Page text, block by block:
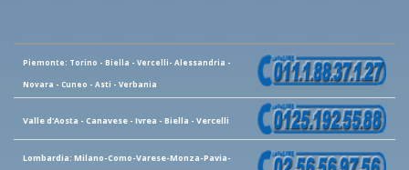
Piemonte: Torino - Biella - Vercelli- Alessandria -
Novara - Cuneo - Asti - Verbania
Valle d'Aosta - Canavese - Ivrea - Biella - Vercelli
Lombardia: Milano-Como-Varese-Monza-Pavia-